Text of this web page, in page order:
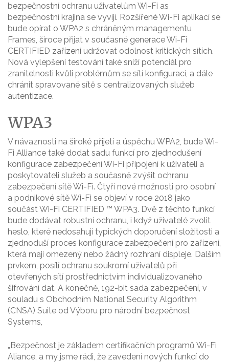
bezpečnostní ochranu uživatelům Wi-Fi as
bezpečnostní krajina se vyvíjí. Rozšířené Wi-Fi aplikací se
bude opírat o WPA2 s chráněným managementu
Frames, široce přijat v současné generace Wi-Fi
CERTIFIED zařízení udržovat odolnost kritických sítích.
Nová vylepšení testování také sníží potenciál pro
zranitelnosti kvůli problémům se sítí konfigurací, a dále
chránit spravované sítě s centralizovaných služeb
autentizace.
WPA3
V návaznosti na široké přijetí a úspěchu WPA2, bude Wi-
Fi Alliance také dodat sadu funkcí pro zjednodušení
konfigurace zabezpečení Wi-Fi připojení k uživateli a
poskytovateli služeb a současně zvýšit ochranu
zabezpečení sítě Wi-Fi. Čtyři nové možnosti pro osobní
a podnikové sítě Wi-Fi se objeví v roce 2018 jako
součást Wi-Fi CERTIFIED ™ WPA3. Dvě z těchto funkcí
bude dodávat robustní ochranu, i když uživatelé zvolit
heslo, které nedosahují typických doporučení složitosti a
zjednoduší proces konfigurace zabezpečení pro zařízení,
která mají omezený nebo žádný rozhraní displeje. Dalším
prvkem, posílí ochranu soukromí uživatelů při
otevřených sítí prostřednictvím individualizovaného
šifrování dat. A konečně, 192-bit sada zabezpečení, v
souladu s Obchodním National Security Algorithm
(CNSA) Suite od Výboru pro národní bezpečnost
Systems,
„Bezpečnost je základem certifikačních programů Wi-Fi
Aliance, a my jsme rádi, že zavedení nových funkcí do